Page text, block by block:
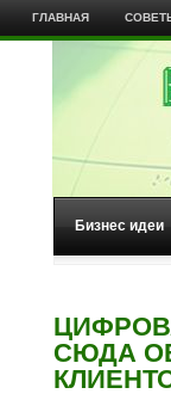
ГЛАВНАЯ
Бизнес идеи
СЮДА